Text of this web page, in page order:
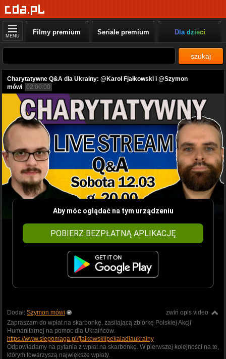
MENU Filmy premium Seriale premium Dla dzieci
szukaj
Charytatywne Q&A dla Ukrainy: @Karol Fjałkowski i @Szymon
mówi 02:00:00
Aby móc oglądać na tym urządzeniu
POBIERZ BEZPŁATNĄ APLIKACJĘ
zwiń opis video
Dodał: Szymon mówi
Zapraszam do wpłat na skarbonkę, zasilającą zbiórkę Polskiej Akcji
Humanitarnej na pomoc dla Ukraińców.
https://www.siepomaga.pl/fjalkowskiipekaladlaukrainy
Odpowiadamy na pytania z wpłat na skarbonkę. W pierwszej kolejności na te,
którym towarzyszą największe wpłaty.